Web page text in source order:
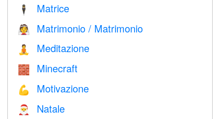
🕴️ Matrice
👰 Matrimonio / Matrimonio
🧘 Meditazione
🧱 Minecraft
💪 Motivazione
🎅 Natale